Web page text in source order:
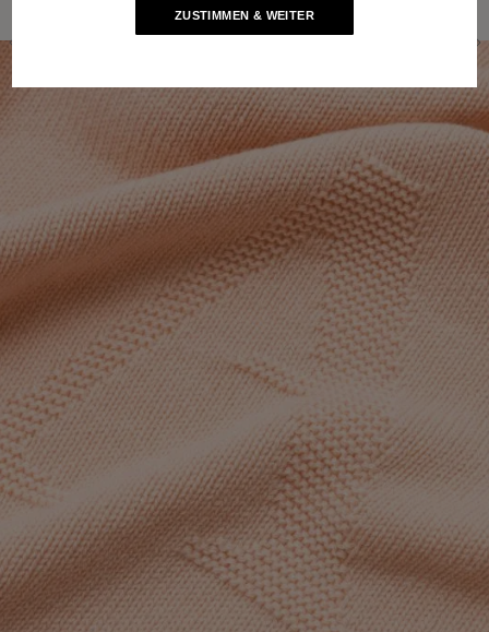
ZUSTIMMEN & WEITER